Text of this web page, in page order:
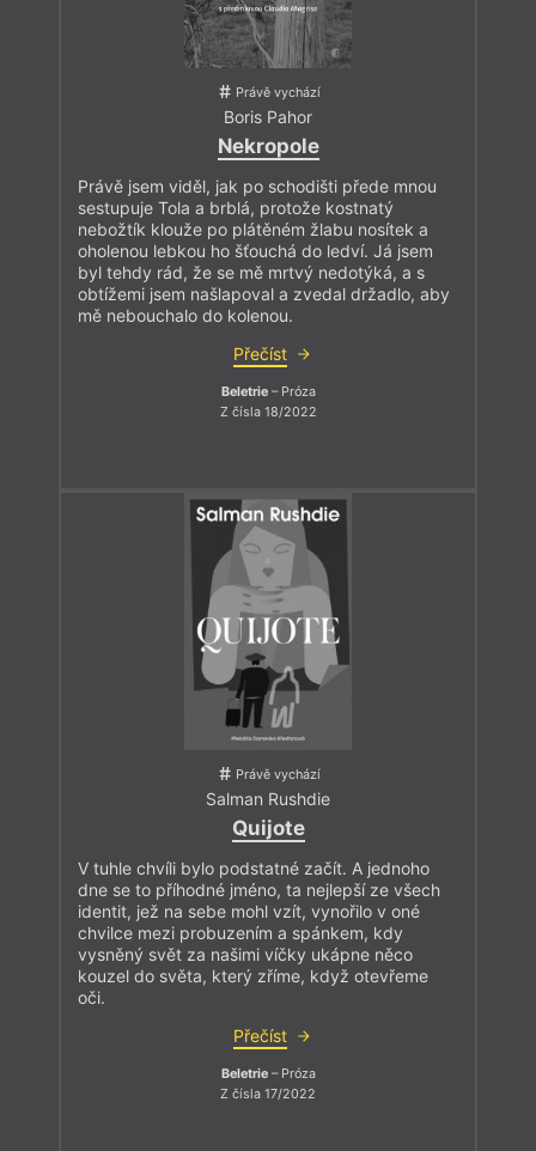
Právě vychází
Boris Pahor
Nekropole
Právě jsem viděl, jak po schodišti přede mnou
sestupuje Tola a brblá, protože kostnatý
nebožtík klouže po plátěném žlabu nosítek a
oholenou lebkou ho šťouchá do ledví. Já jsem
byl tehdy rád, že se mě mrtvý nedotýká, a s
obtížemi jsem našlapoval a zvedal držadlo, aby
mě nebouchalo do kolenou.
Přečíst
Beletrie– Próza
Z čísla 18/2022
Právě vychází
Salman Rushdie
Quijote
V tuhle chvíli bylo podstatné začít. A jednoho
dne se to příhodné jméno, ta nejlepší ze všech
identit, jež na sebe mohl vzít, vynořilo v oné
chvilce mezi probuzením a spánkem, kdy
vysněný svět za našimi víčky ukápne něco
kouzel do světa, který zříme, když otevřeme
oči.
Přečíst
Beletrie– Próza
Z čísla 17/2022